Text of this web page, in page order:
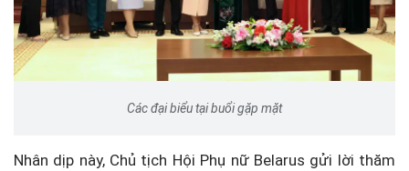
Các đại biểu tại buổi gặp mặt
Nhân dịp này, Chủ tịch Hội Phụ nữ Belarus gửi lời thăm